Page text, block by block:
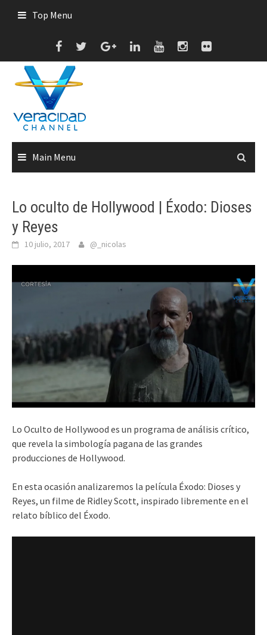
Top Menu
Main Menu
Lo oculto de Hollywood | Éxodo: Dioses
y Reyes
10 julio, 2017 @_nicolas
Lo Oculto de Hollywood es un programa de análisis crítico,
que revela la simbología pagana de las grandes
producciones de Hollywood.
En esta ocasión analizaremos la película Éxodo: Dioses y
Reyes, un filme de Ridley Scott, inspirado libremente en el
relato bíblico del Éxodo.